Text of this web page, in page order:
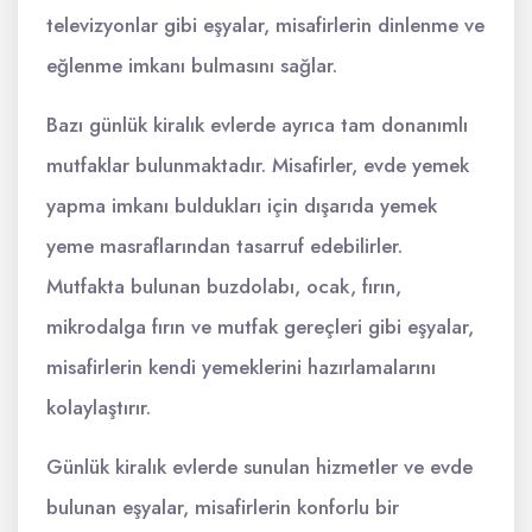
televizyonlar gibi eşyalar, misafirlerin dinlenme ve
eğlenme imkanı bulmasını sağlar.
Bazı günlük kiralık evlerde ayrıca tam donanımlı
mutfaklar bulunmaktadır. Misafirler, evde yemek
yapma imkanı buldukları için dışarıda yemek
yeme masraflarından tasarruf edebilirler.
Mutfakta bulunan buzdolabı, ocak, fırın,
mikrodalga fırın ve mutfak gereçleri gibi eşyalar,
misafirlerin kendi yemeklerini hazırlamalarını
kolaylaştırır.
Günlük kiralık evlerde sunulan hizmetler ve evde
bulunan eşyalar, misafirlerin konforlu bir